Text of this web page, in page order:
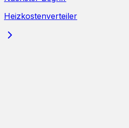
Heizkostenverteiler